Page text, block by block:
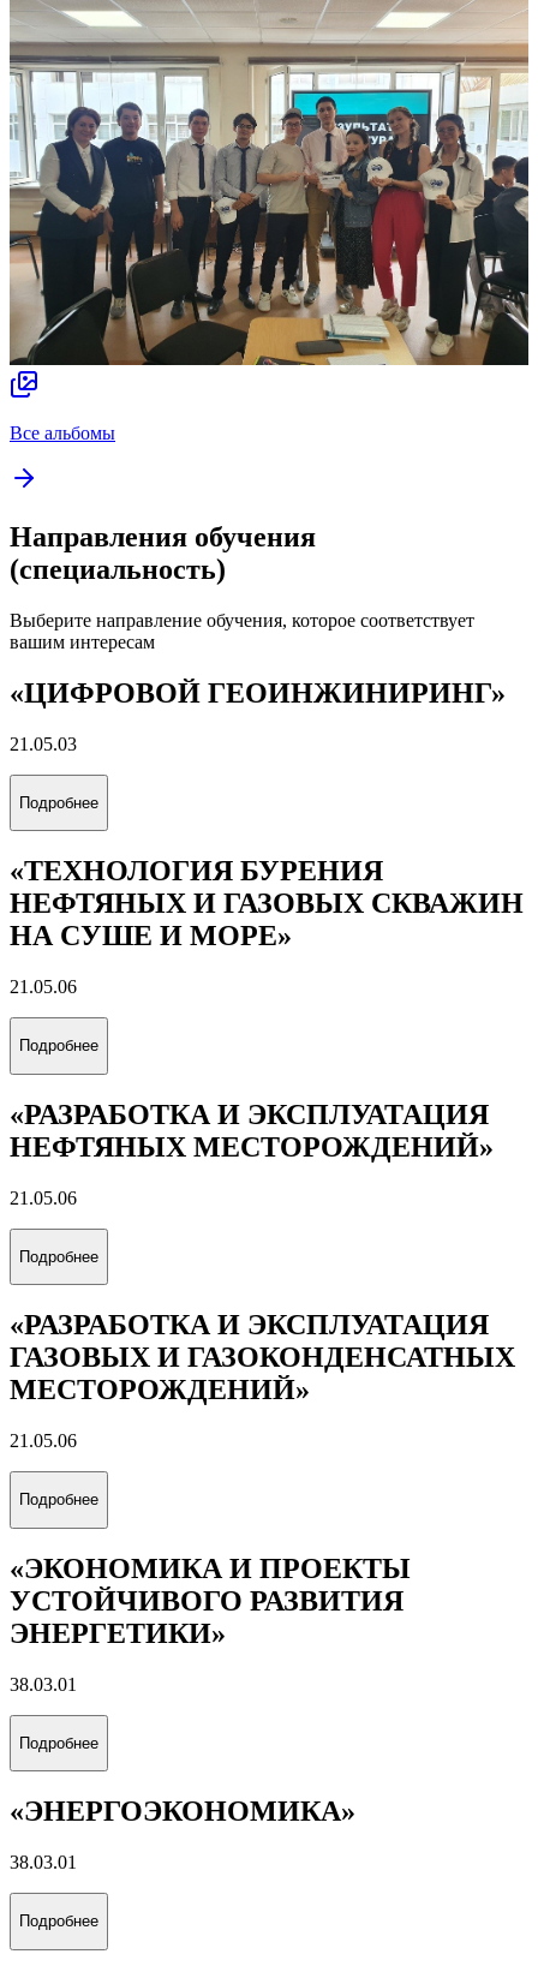
Все альбомы
Направления обучения
(специальность)
Выберите направление обучения, которое соответствует
вашим интересам
«ЦИФРОВОЙ ГЕОИНЖИНИРИНГ»
21.05.03
Подробнее
«ТЕХНОЛОГИЯ БУРЕНИЯ
НЕФТЯНЫХ И ГАЗОВЫХ СКВАЖИН
НА СУШЕ И МОРЕ»
21.05.06
Подробнее
«РАЗРАБОТКА И ЭКСПЛУАТАЦИЯ
НЕФТЯНЫХ МЕСТОРОЖДЕНИЙ»
21.05.06
Подробнее
«РАЗРАБОТКА И ЭКСПЛУАТАЦИЯ
ГАЗОВЫХ И ГАЗОКОНДЕНСАТНЫХ
МЕСТОРОЖДЕНИЙ»
21.05.06
Подробнее
«ЭКОНОМИКА И ПРОЕКТЫ
УСТОЙЧИВОГО РАЗВИТИЯ
ЭНЕРГЕТИКИ»
38.03.01
Подробнее
«ЭНЕРГОЭКОНОМИКА»
38.03.01
Подробнее